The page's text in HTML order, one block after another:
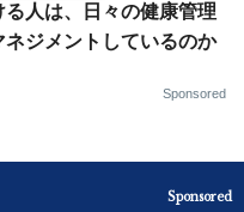
る人は、日々の健康管理
ネジメントしているのか
Sponsored
Sponsored